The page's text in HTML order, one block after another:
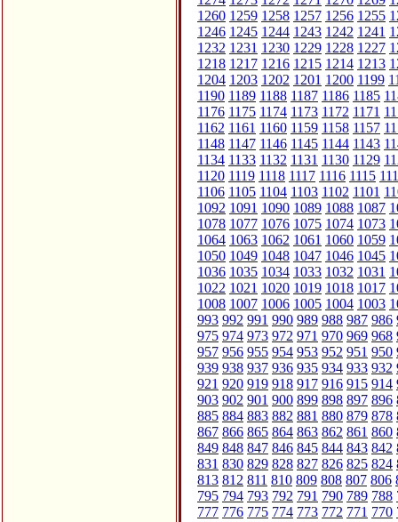
1260 1259 1258 1257 1256 1255
1246 1245 1244 1243 1242 1241
1232 1231 1230 1229 1228 1227
1218 1217 1216 1215 1214 1213
1204 1203 1202 1201 1200 1199
1190 1189 1188 1187 1186 1185
1176 1175 1174 1173 1172 1171
1162 1161 1160 1159 1158 1157
1148 1147 1146 1145 1144 1143
1134 1133 1132 1131 1130 1129
1120 1119 1118 1117 1116 1115
1106 1105 1104 1103 1102 1101
1092 1091 1090 1089 1088 1087
1078 1077 1076 1075 1074 1073
1064 1063 1062 1061 1060 1059
1050 1049 1048 1047 1046 1045
1036 1035 1034 1033 1032 1031
1022 1021 1020 1019 1018 1017
1008 1007 1006 1005 1004 1003
993 992 991 990 989 988 987 986
975 974 973 972 971 970 969 968
957 956 955 954 953 952 951 950
939 938 937 936 935 934 933 932
921 920 919 918 917 916 915 914
903 902 901 900 899 898 897 896
885 884 883 882 881 880 879 878
867 866 865 864 863 862 861 860
849 848 847 846 845 844 843 842
831 830 829 828 827 826 825 824
813 812 811 810 809 808 807 806
795 794 793 792 791 790 789 788
777 776 775 774 773 772 771 770